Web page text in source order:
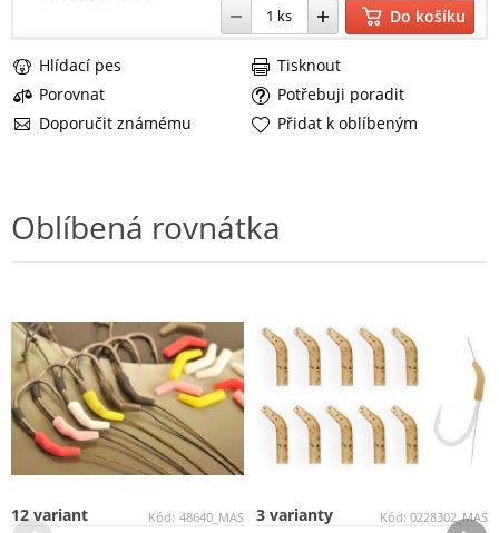
Do košíku
Hlídací pes
Porovnat
Potřebuji poradit
Doporučit známému
Tisknout
Přidat k oblíbeným
Oblíbená rovnátka
Kód: 48640_MAS
12 variant Kód: 0228302_MAS
3 varianty